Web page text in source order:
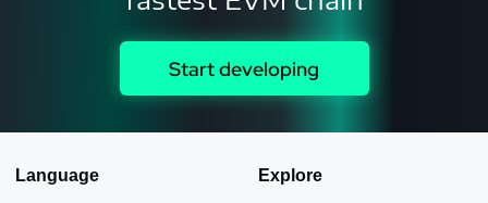
Start developing
Language Explore